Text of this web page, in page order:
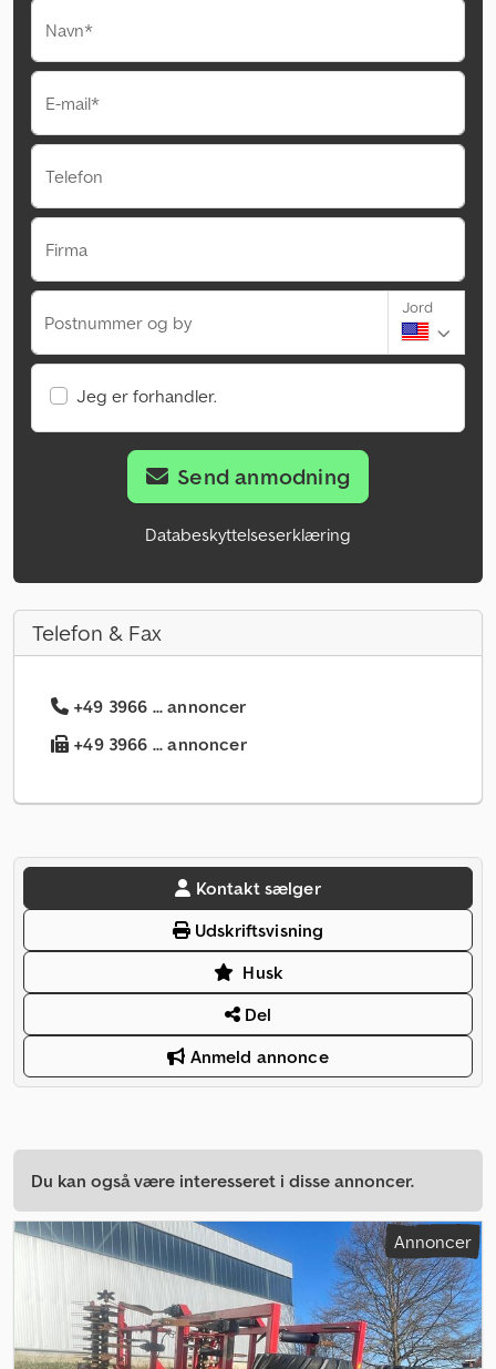
Navn*
E-mail*
Telefon
Firma
Postnummer og by
Jord
Jeg er forhandler.
Send anmodning
Databeskyttelseserklæring
Telefon & Fax
+49 3966 ... annoncer
+49 3966 ... annoncer
Kontakt sælger
Udskriftsvisning
Husk
Del
Anmeld annonce
Du kan også være interesseret i disse annoncer.
Annoncer